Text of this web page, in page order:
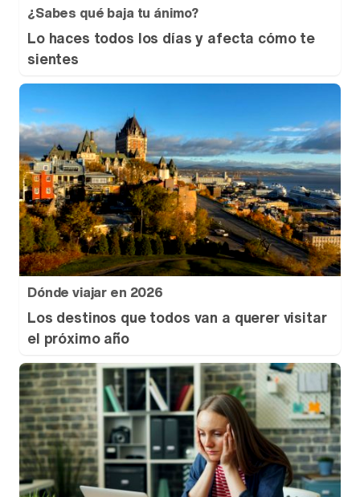
¿Sabes qué baja tu ánimo?
Lo haces todos los días y afecta cómo te
sientes
Dónde viajar en 2026
Los destinos que todos van a querer visitar
el próximo año